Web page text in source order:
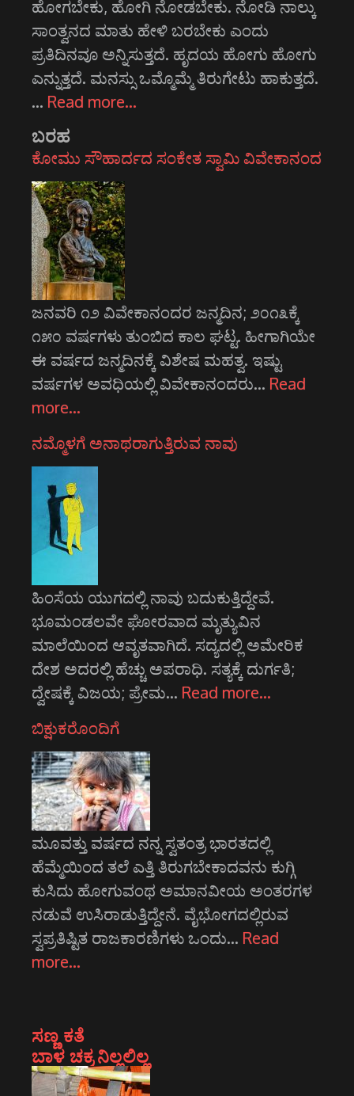
ಹೋಗಬೇಕು, ಹೋಗಿ ನೋಡಬೇಕು. ನೋಡಿ ನಾಲ್ಕು
ಸಾಂತ್ವನದ ಮಾತು ಹೇಳಿ ಬರಬೇಕು ಎಂದು
ಪ್ರತಿದಿನವೂ ಅನ್ನಿಸುತ್ತದೆ. ಹೃದಯ ಹೋಗು ಹೋಗು
ಎನ್ನುತ್ತದೆ. ಮನಸ್ಸು ಒಮ್ಮೊಮ್ಮೆ ತಿರುಗೇಟು ಹಾಕುತ್ತದೆ.
… Read more…
ಬರಹ
ಕೋಮು ಸೌಹಾರ್ದದ ಸಂಕೇತ ಸ್ವಾಮಿ ವಿವೇಕಾನಂದ
ಜನವರಿ ೧೨ ವಿವೇಕಾನಂದರ ಜನ್ಮದಿನ; ೨೦೧೩ಕ್ಕೆ
೧೫೦ ವರ್ಷಗಳು ತುಂಬಿದ ಕಾಲ ಘಟ್ಟ. ಹೀಗಾಗಿಯೇ
ಈ ವರ್ಷದ ಜನ್ಮದಿನಕ್ಕೆ ವಿಶೇಷ ಮಹತ್ವ. ಇಷ್ಟು
ವರ್ಷಗಳ ಅವಧಿಯಲ್ಲಿ ವಿವೇಕಾನಂದರು… Read
more…
ನಮ್ಮೊಳಗೆ ಅನಾಥರಾಗುತ್ತಿರುವ ನಾವು
ಹಿಂಸೆಯ ಯುಗದಲ್ಲಿ ನಾವು ಬದುಕುತ್ತಿದ್ದೇವೆ.
ಭೂಮಂಡಲವೇ ಘೋರವಾದ ಮೃತ್ಯುವಿನ
ಮಾಲೆಯಿಂದ ಆವೃತವಾಗಿದೆ. ಸದ್ಯದಲ್ಲಿ ಅಮೇರಿಕ
ದೇಶ ಅದರಲ್ಲಿ ಹೆಚ್ಚು ಅಪರಾಧಿ. ಸತ್ಯಕ್ಕೆ ದುರ್ಗತಿ;
ದ್ವೇಷಕ್ಕೆ ವಿಜಯ; ಪ್ರೇಮ… Read more…
ಬಿಕ್ಷುಕರೊಂದಿಗೆ
ಮೂವತ್ತು ವರ್ಷದ ನನ್ನ ಸ್ವತಂತ್ರ ಭಾರತದಲ್ಲಿ
ಹೆಮ್ಮೆಯಿಂದ ತಲೆ ಎತ್ತಿ ತಿರುಗಬೇಕಾದವನು ಕುಗ್ಗಿ
ಕುಸಿದು ಹೋಗುವಂಥ ಅಮಾನವೀಯ ಅಂತರಗಳ
ನಡುವೆ ಉಸಿರಾಡುತ್ತಿದ್ದೇನೆ. ವೈಭೋಗದಲ್ಲಿರುವ
ಸ್ವಪ್ರತಿಷ್ಟಿತ ರಾಜಕಾರಣಿಗಳು ಒಂದು… Read
more…
ಸಣ್ಣ ಕತೆ
ಬಾಳ ಚಕ್ರ ನಿಲ್ಲಲಿಲ್ಲ